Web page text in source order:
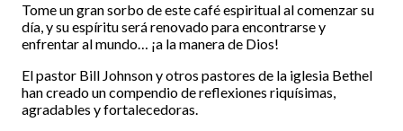
Tome un gran sorbo de este café espiritual al comenzar su
día, y su espíritu será renovado para encontrarse y
enfrentar al mundo… ¡a la manera de Dios!
El pastor Bill Johnson y otros pastores de la iglesia Bethel
han creado un compendio de reflexiones riquísimas,
agradables y fortalecedoras.